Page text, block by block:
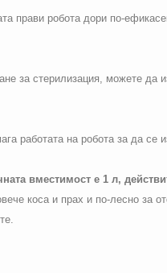
прави робота дори по-
за стерилизация, можете да
работата на робота за да се
вместимост е 1 л,
коса и прах и по-лесно за